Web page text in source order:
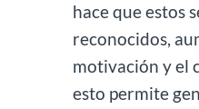
hace que estos
reconocidos,
motivación y el
esto permite